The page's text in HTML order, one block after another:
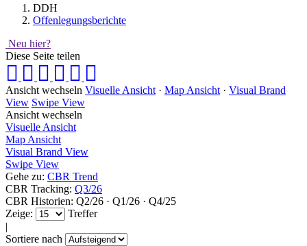
DDH
Offenlegungsberichte
Neu hier?
Diese Seite teilen
Ansicht wechseln Visuelle Ansicht · Map Ansicht · Visual Brand
View Swipe View
Ansicht wechseln
Visuelle Ansicht
Map Ansicht
Visual Brand View
Swipe View
Gehe zu: CBR Trend
CBR Tracking: Q3/26
CBR Historien: Q2/26 · Q1/26 · Q4/25
Zeige:
Treffer
|
Sortiere nach